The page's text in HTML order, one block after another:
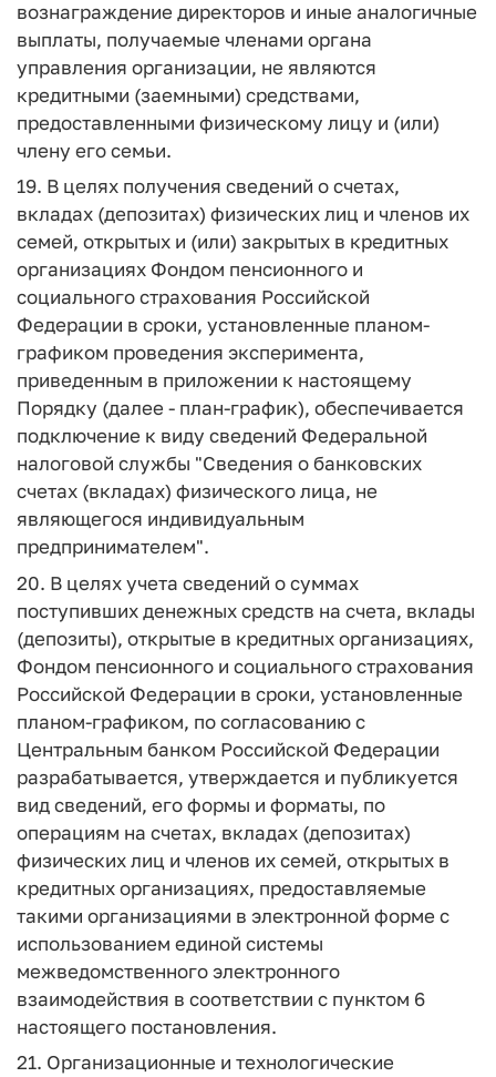
вознаграждение директоров и иные аналогичные
выплаты, получаемые членами органа
управления организации, не являются
кредитными (заемными) средствами,
предоставленными физическому лицу и (или)
члену его семьи.
19. В целях получения сведений о счетах,
вкладах (депозитах) физических лиц и членов их
семей, открытых и (или) закрытых в кредитных
организациях Фондом пенсионного и
социального страхования Российской
Федерации в сроки, установленные планом-
графиком проведения эксперимента,
приведенным в приложении к настоящему
Порядку (далее - план-график), обеспечивается
подключение к виду сведений Федеральной
налоговой службы "Сведения о банковских
счетах (вкладах) физического лица, не
являющегося индивидуальным
предпринимателем".
20. В целях учета сведений о суммах
поступивших денежных средств на счета, вклады
(депозиты), открытые в кредитных организациях,
Фондом пенсионного и социального страхования
Российской Федерации в сроки, установленные
планом-графиком, по согласованию с
Центральным банком Российской Федерации
разрабатывается, утверждается и публикуется
вид сведений, его формы и форматы, по
операциям на счетах, вкладах (депозитах)
физических лиц и членов их семей, открытых в
кредитных организациях, предоставляемые
такими организациями в электронной форме с
использованием единой системы
межведомственного электронного
взаимодействия в соответствии с пунктом 6
настоящего постановления.
21. Организационные и технологические